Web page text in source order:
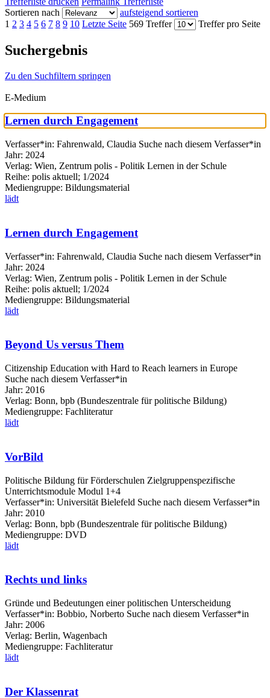
Sortieren nach
aufsteigend sortieren
1 2 3 4 5 6 7 8 9 10 Letzte Seite 569 Treffer Treffer pro Seite
Suchergebnis
Zu den Suchfiltern springen
E-Medium
Lernen durch Engagement
Verfasser*in: Fahrenwald, Claudia Suche nach diesem Verfasser*in
Jahr: 2024
Verlag: Wien, Zentrum polis - Politik Lernen in der Schule
Reihe: polis aktuell; 1/2024
Mediengruppe: Bildungsmaterial
lädt
Lernen durch Engagement
Verfasser*in: Fahrenwald, Claudia Suche nach diesem Verfasser*in
Jahr: 2024
Verlag: Wien, Zentrum polis - Politik Lernen in der Schule
Reihe: polis aktuell; 1/2024
Mediengruppe: Bildungsmaterial
lädt
Beyond Us versus Them
Citizenship Education with Hard to Reach learners in Europe
Suche nach diesem Verfasser*in
Jahr: 2016
Verlag: Bonn, bpb (Bundeszentrale für politische Bildung)
Mediengruppe: Fachliteratur
lädt
VorBild
Politische Bildung für Förderschulen Zielgruppenspezifische
Unterrichtsmodule Modul 1+4
Verfasser*in: Universität Bielefeld Suche nach diesem Verfasser*in
Jahr: 2010
Verlag: Bonn, bpb (Bundeszentrale für politische Bildung)
Mediengruppe: DVD
lädt
Rechts und links
Gründe und Bedeutungen einer politischen Unterscheidung
Verfasser*in: Bobbio, Norberto Suche nach diesem Verfasser*in
Jahr: 2006
Verlag: Berlin, Wagenbach
Mediengruppe: Fachliteratur
lädt
Der Klassenrat